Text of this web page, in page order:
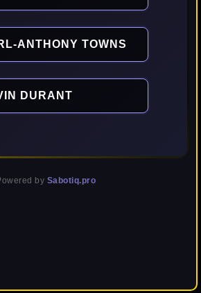
ANTHONY TOWNS
DURANT
by Sabotiq.pro